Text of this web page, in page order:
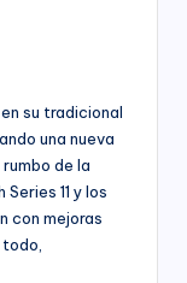
su tradicional
una nueva
de la
11 y los
con mejoras